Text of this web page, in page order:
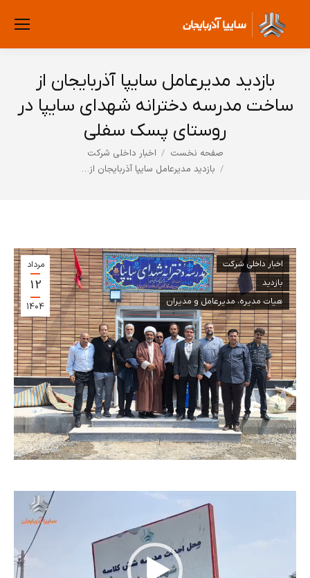
بازدید مدیرعامل سایپا آذربایجان از
ساخت مدرسه دخترانه شهدای سایپا در
روستای پسک سفلی
صفحه نخست
اخبار داخلی شرکت
بازدید مدیرعامل سایپا آذربایجان از…
مرداد
12
1404
اخبار داخلی شرکت
بازدید
هیات مدیره، مدیرعامل و مدیران